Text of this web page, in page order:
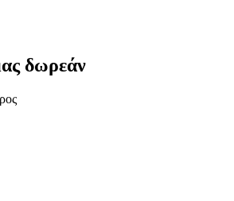
δωρεάν